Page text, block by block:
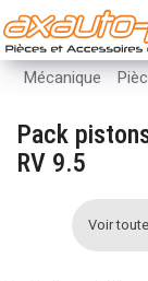
Mécanique
Pack
RV 9.5
Voir